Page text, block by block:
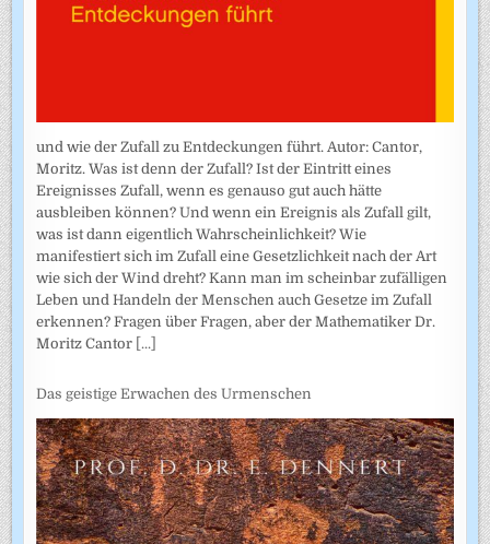
und wie der Zufall zu Entdeckungen führt. Autor: Cantor,
Moritz. Was ist denn der Zufall? Ist der Eintritt eines
Ereignisses Zufall, wenn es genauso gut auch hätte
ausbleiben können? Und wenn ein Ereignis als Zufall gilt,
was ist dann eigentlich Wahrscheinlichkeit? Wie
manifestiert sich im Zufall eine Gesetzlichkeit nach der Art
wie sich der Wind dreht? Kann man im scheinbar zufälligen
Leben und Handeln der Menschen auch Gesetze im Zufall
erkennen? Fragen über Fragen, aber der Mathematiker Dr.
Moritz Cantor [...]
Das geistige Erwachen des Urmenschen